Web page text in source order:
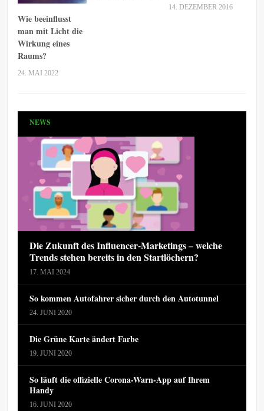
Wie beeinflusst
man mit Licht die
Wirkung eines
Raums?
24. MAI 2022
14. DEZEMBER 2016
NEWS
Die Zukunft des Influencer-Marketings – welche
Trends stehen bereits in den Startlöchern?
17. MAI 2024
So kommen Autofahrer sicher durch den Autotunnel
24. JUNI 2020
Die Grüne Karte ändert Farbe
19. JUNI 2020
So läuft die offizielle Corona-Warn-App auf Ihrem
Handy
16. JUNI 2020